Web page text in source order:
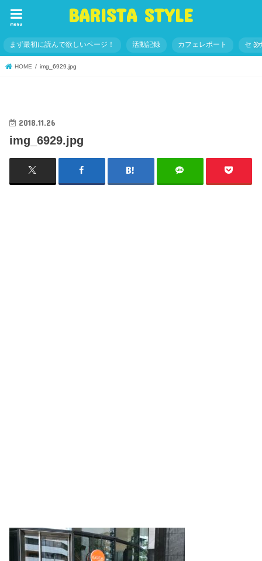
BARISTA STYLE
menu
まず最初に読んで欲しいページ！ 活動記録 カフェレポート セミ
HOME img_6929.jpg
2018.11.26
img_6929.jpg